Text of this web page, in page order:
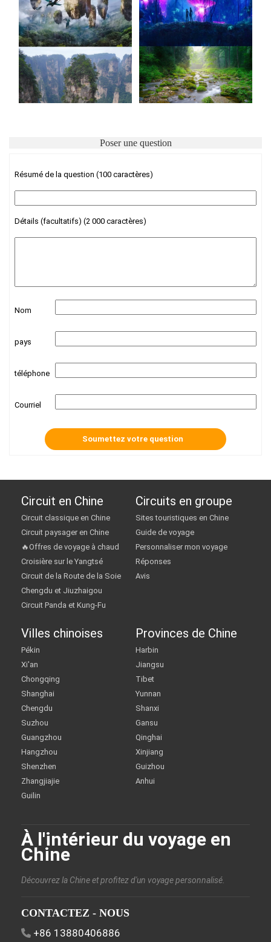
Poser une question
Résumé de la question (100 caractères)
Détails (facultatifs) (2 000 caractères)
Nom
pays
téléphone
Courriel
Circuit en Chine
Circuit classique en Chine
Circuit paysager en Chine
🔥Offres de voyage à chaud
Croisière sur le Yangtsé
Circuit de la Route de la Soie
Chengdu et Jiuzhaigou
Circuit Panda et Kung-Fu
Circuits en groupe
Sites touristiques en Chine
Guide de voyage
Personnaliser mon voyage
Réponses
Avis
Villes chinoises
Pékin
Xi'an
Chongqing
Shanghai
Chengdu
Suzhou
Guangzhou
Hangzhou
Shenzhen
Zhangjiajie
Guilin
Provinces de Chine
Harbin
Jiangsu
Tibet
Yunnan
Shanxi
Gansu
Qinghai
Xinjiang
Guizhou
Anhui
À l'intérieur du voyage en
Chine
Découvrez la Chine et profitez d'un voyage personnalisé.
CONTACTEZ - NOUS
+86 13880406886